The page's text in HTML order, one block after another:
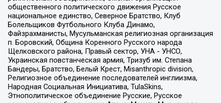
общественного политического движения Русское
национальное единство, Северное Братство, Клуб
Болельщиков Футбольного Клуба Динамо,
Файзрахманисты, Мусульманская религиозная организация
п. Боровский, Община Коренного Русского народа
Щелковского района, Правый сектор, УНА - УНСО,
Украинская повстанческая армия, Тризуб им. Степана
Бандеры, Братство, Белый Крест, Misanthropic division,
Религиозное объединение последователей инглиизма,
Народная Социальная Инициатива, TulaSkins,
Этнополитическое объединение Русские, Русское